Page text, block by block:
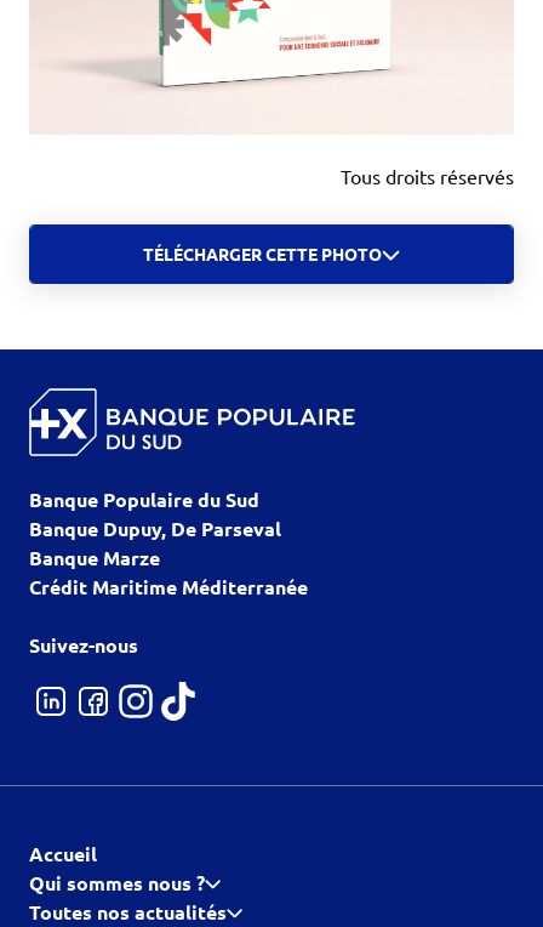
Tous droits réservés
TÉLÉCHARGER CETTE PHOTO
Banque Populaire du Sud
Banque Dupuy, De Parseval
Banque Marze
Crédit Maritime Méditerranée
Suivez-nous
Accueil
Qui sommes nous ?
Toutes nos actualités